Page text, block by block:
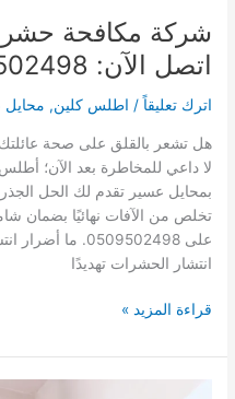
شركة مكافحة
اتصل الآن: 0509502498
اترك تعليقاً / اطلس كلين, محايل
هل تشعر بالقلق على صحة
لا داعي للمخاطرة بعد الآن؛
بمحايل عسير تقدم لك الحل
تخلص من الآفات نهائيًا بضمان
على 0509502498.
انتشار الحشرات تهديدًا
شركة
حشرات
قراءة المزيد »